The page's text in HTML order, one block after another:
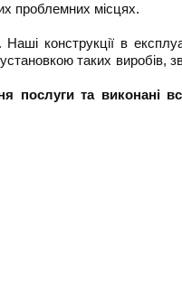
проблемних місцях.
конструкції в
таких виробів,
послуги та виконані